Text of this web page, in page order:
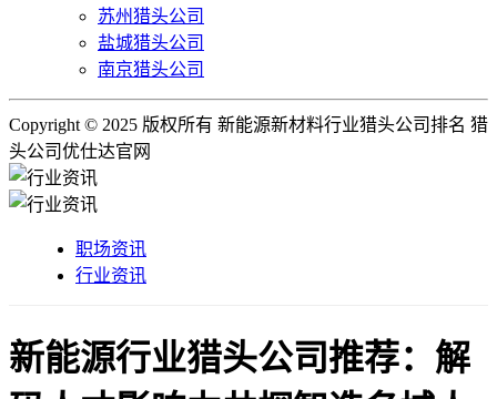
苏州猎头公司
盐城猎头公司
南京猎头公司
Copyright © 2025 版权所有 新能源新材料行业猎头公司排名 猎
头公司优仕达官网
职场资讯
行业资讯
新能源行业猎头公司推荐：解